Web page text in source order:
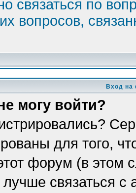
связаться по
вопросов,
Вход на
могу войти?
для того,
форум (в этом
лучше связаться